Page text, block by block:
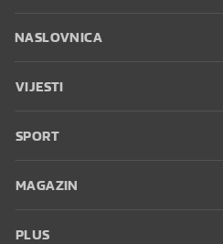
NASLOVNICA
VIJESTI
SPORT
MAGAZIN
PLUS